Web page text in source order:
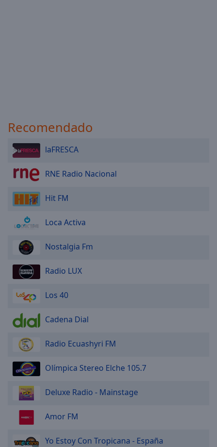
Recomendado
laFRESCA
RNE Radio Nacional
Hit FM
Loca Activa
Nostalgia Fm
Radio LUX
Los 40
Cadena Dial
Radio Ecuashyri FM
Olímpica Stereo Elche 105.7
Deluxe Radio - Mainstage
Amor FM
Yo Estoy Con Tropicana - España